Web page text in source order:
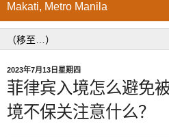
Makati, Metro Manila
2023年7月13日星期四
菲律宾入境怎么避免
境不保关注意什么？